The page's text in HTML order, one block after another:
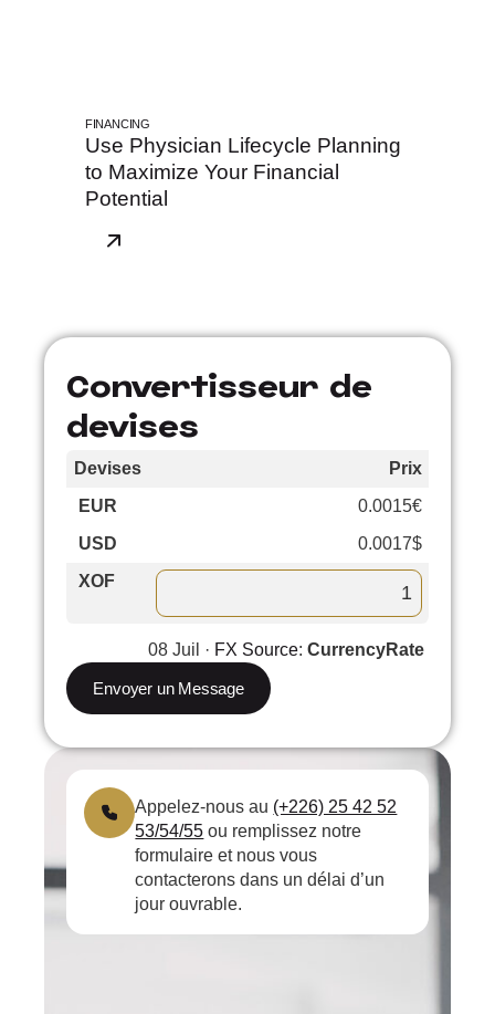
FINANCING
Use Physician Lifecycle Planning
to Maximize Your Financial
Potential
Convertisseur de
devises
Devises Prix
EUR
0.0015€
USD
0.0017$
XOF
08 Juil · FX Source: CurrencyRate
Envoyer un Message
Appelez-nous au (+226) 25 42 52
53/54/55 ou remplissez notre
formulaire et nous vous
contacterons dans un délai d’un
jour ouvrable.